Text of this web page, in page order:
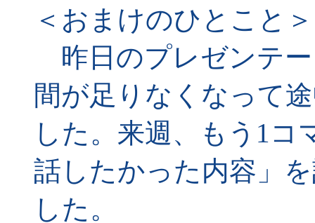
＜おまけのひとこと＞
昨日のプレゼンテ
間が足りなくなって
した。来週、もう1コ
話したかった内容」
した。